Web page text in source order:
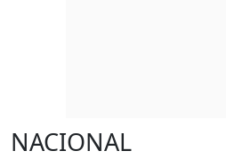
NACIONAL